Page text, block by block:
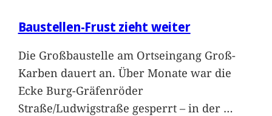
Baustellen-Frust zieht weiter
Die Großbaustelle am Ortseingang Groß-
Karben dauert an. Über Monate war die
Ecke Burg-Gräfenröder
Straße/Ludwigstraße gesperrt – in der …